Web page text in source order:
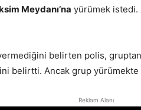
Meydanı’na yürümek istedi.
belirten polis,
belirtti. Ancak grup yürümekte
Reklam Alanı